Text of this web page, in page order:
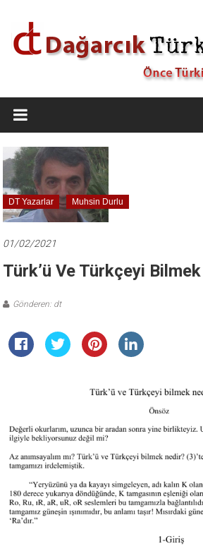
Dağarcık
Türkiye
Önce
Türkiye
Cumhuriyeti…
DT Yazarlar Muhsin Durlu
01/02/2021
Türk’ü Ve Türkçeyi
Gönderen: dt